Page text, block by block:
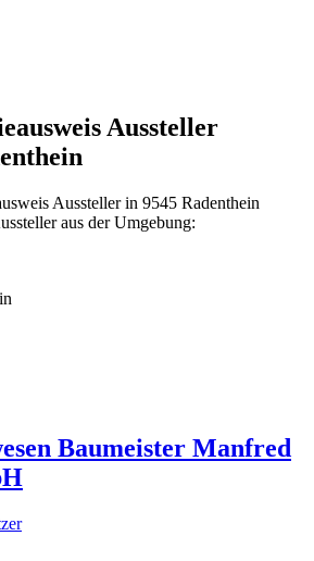
Aussteller
Aussteller in 9545 Radenthein
aus der Umgebung:
Baumeister Manfred